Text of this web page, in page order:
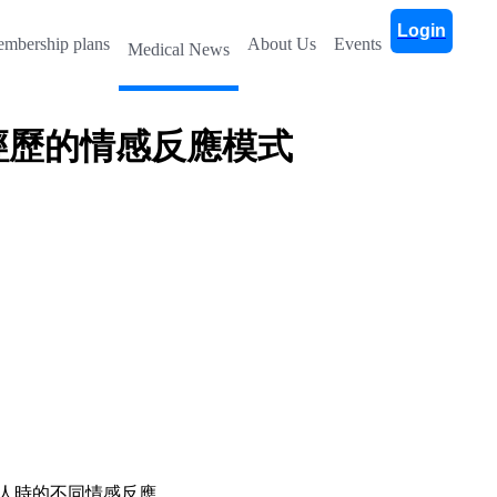
plans Medical News About Us Events
Login
的情感反應模式
時的不同情感反應。